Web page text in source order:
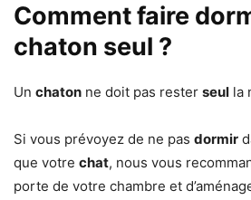
Comment faire
chaton seul ?
Un chaton ne doit pas rester seul la
Si vous prévoyez de ne pas dormir
que votre chat, nous vous
porte de votre chambre et